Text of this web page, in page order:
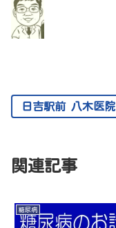
日吉駅前 八木医
関連記事
糖尿病